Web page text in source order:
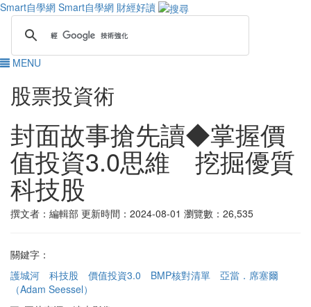
Smart自學網 Smart自學網 財經好讀
MENU
股票投資術
封面故事搶先讀◆掌握價
值投資3.0思維 挖掘優質
科技股
撰文者：編輯部 更新時間：2024-08-01 瀏覽數：26,535
關鍵字：
護城河
科技股 價值投資3.0 BMP核對清單
亞當．席塞爾
（Adam Seessel）